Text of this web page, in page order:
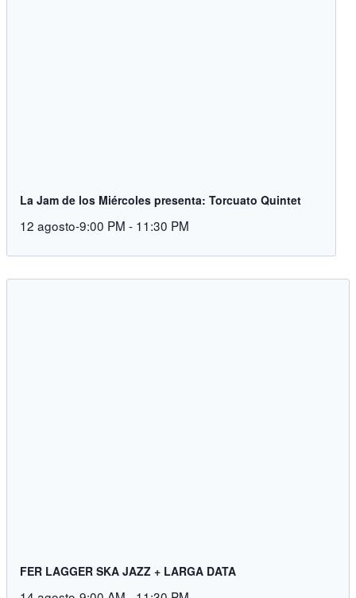
La Jam de los Miércoles presenta: Torcuato Quintet
12 agosto-9:00 PM - 11:30 PM
FER LAGGER SKA JAZZ + LARGA DATA